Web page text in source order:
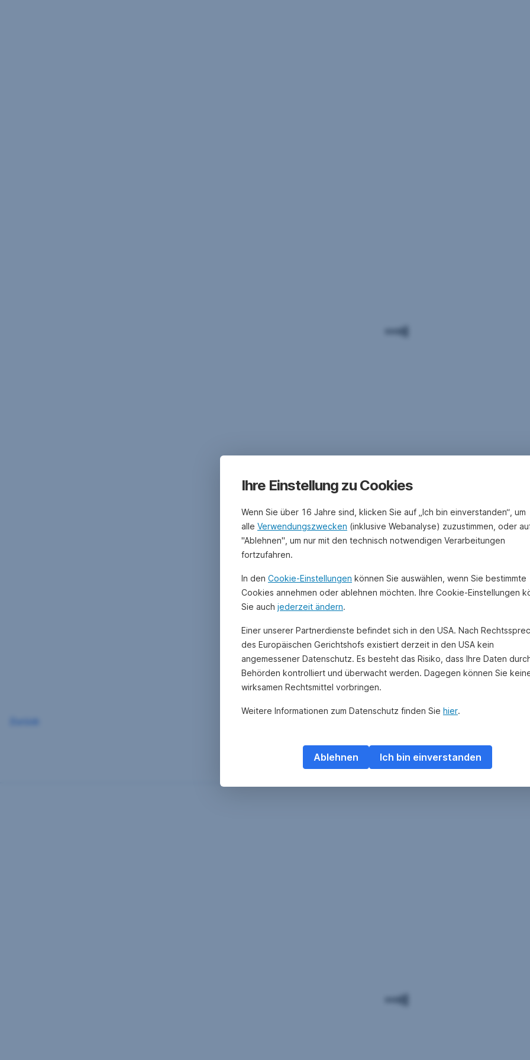
Ihre Einstellung zu Cookies
Wenn Sie über 16 Jahre sind, klicken Sie auf „Ich bin einverstanden“, um
alle Verwendungszwecken (inklusive Webanalyse) zuzustimmen, oder
"Ablehnen", um nur mit den technisch notwendigen Verarbeitungen
fortzufahren.
In den Cookie-Einstellungen können Sie auswählen, wenn Sie bestimmte
Cookies annehmen oder ablehnen möchten. Ihre Cookie-Einstellungen
Sie auch jederzeit ändern.
Einer unserer Partnerdienste befindet sich in den USA. Nach
des Europäischen Gerichtshofs existiert derzeit in den USA kein
angemessener Datenschutz. Es besteht das Risiko, dass Ihre Daten
Behörden kontrolliert und überwacht werden. Dagegen können Sie
wirksamen Rechtsmittel vorbringen.
Weitere Informationen zum Datenschutz finden Sie hier.
Ich bin einverstanden
Ablehnen